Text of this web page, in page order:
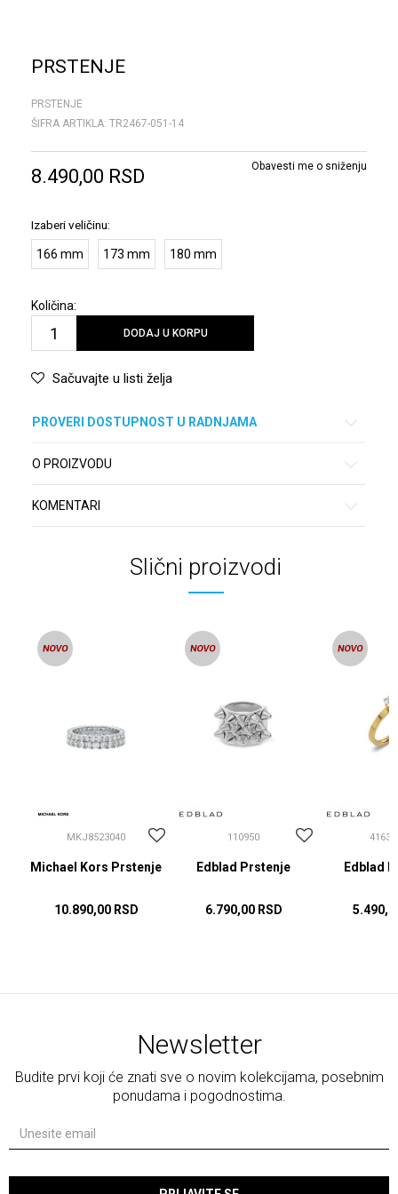
PRSTENJE
PRSTENJE
ŠIFRA ARTIKLA: TR2467-051-14
8.490,00 RSD Obavesti me o sniženju
Izaberi veličinu:
166 mm 173 mm 180 mm
Količina:
DODAJ U KORPU
Sačuvajte u listi želja
PROVERI DOSTUPNOST U RADNJAMA
O PROIZVODU
KOMENTARI
Slični proizvodi
MKJ8523040
Michael Kors Prstenje
10.890,00 RSD
110950
Edblad Prstenje
6.790,00 RSD
Edblad
Newsletter
Budite prvi koji će znati sve o novim kolekcijama, posebnim
ponudama i pogodnostima.